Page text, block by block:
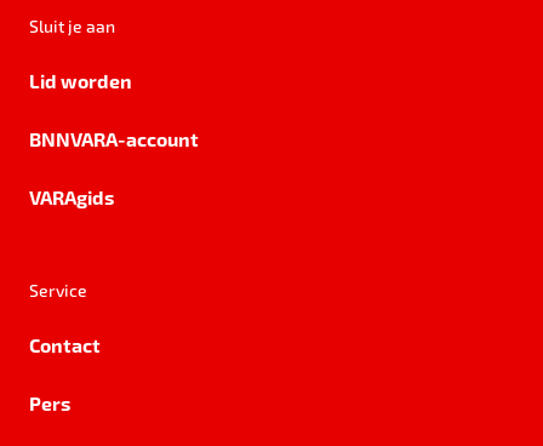
Sluit je aan
Lid worden
BNNVARA-account
VARAgids
Service
Contact
Pers